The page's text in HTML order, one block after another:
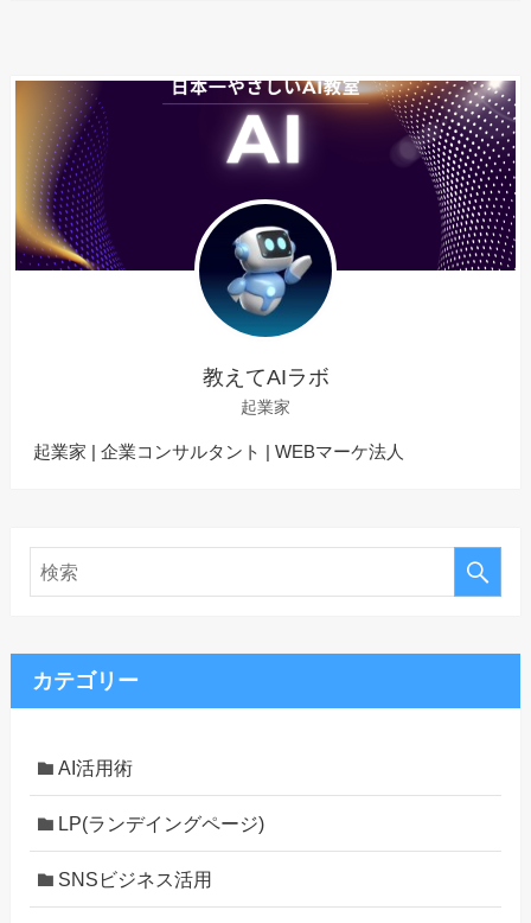
教えてAIラボ
起業家
起業家 | 企業コンサルタント | WEBマーケ法人
カテゴリー
AI活用術
LP(ランデイングページ)
SNSビジネス活用